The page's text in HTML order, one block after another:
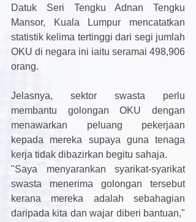
Datuk Seri Tengku Adnan Tengku
Mansor, Kuala Lumpur mencatatkan
statistik kelima tertinggi dari segi jumlah
OKU di negara ini iaitu seramai 498,906
orang.
Jelasnya, sektor swasta perlu
membantu golongan OKU dengan
menawarkan peluang pekerjaan
kepada mereka supaya guna tenaga
kerja tidak dibazirkan begitu sahaja.
"Saya menyarankan syarikat-syarikat
swasta menerima golongan tersebut
kerana mereka adalah sebahagian
daripada kita dan wajar diberi bantuan,"